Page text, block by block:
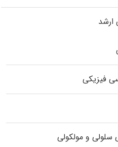
ارشد
فیزیکی
و مولکولی